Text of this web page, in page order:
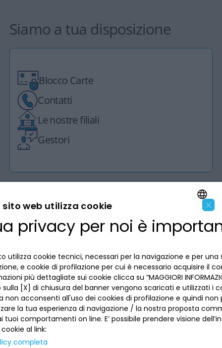
Siamo a tua disposizione
Blocco Carte
Contatti
Le nostre filiali
Gestori
LA BANCA
Dove siamo
Lavora con noi
Reclami
Numeri utili
INFORMAZIONI PER IL CLIENTE
Privacy
La tua scelta sui cookies
Informativa al pubblico
Sepa
Sicurezza
ACCESSIBILITÀ E APP
SEGUICI SUI SOCIAL
ENGLISH
×
sito web utilizza cookie
privacy per noi è
utilizza cookie tecnici, necessari per la navigazione e per una
e cookie di profilazione per cui è necessario acquisire il
più dettagliate sui cookie clicca su “MAGGIORI
[X] di chiusura del banner vengono scaricati e utilizzati i
non acconsenti all'uso dei cookies di profilazione e quindi non
la tua esperienza di navigazione / la nostra proposta
tuoi comportamenti on line. E’ possibile prendere visione
al link:
completa